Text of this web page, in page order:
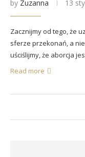
by Zuzanna 13
Zacznijmy od tego, że
sferze przekonań, a
uściślijmy, że aborcja
Read more